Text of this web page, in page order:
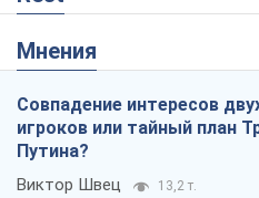
Мнения
Совпадение интересов
игроков или тайный план
Путина?
Виктор Швец 13,2 т.